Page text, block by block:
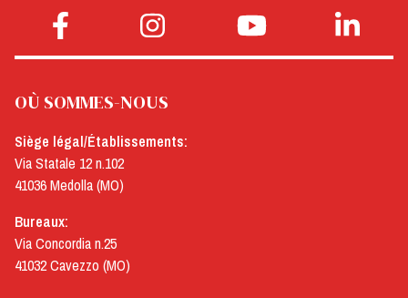
OÙ SOMMES-NOUS
Siège légal/Établissements:
Via Statale 12 n.102
41036 Medolla (MO)
Bureaux:
Via Concordia n.25
41032 Cavezzo (MO)